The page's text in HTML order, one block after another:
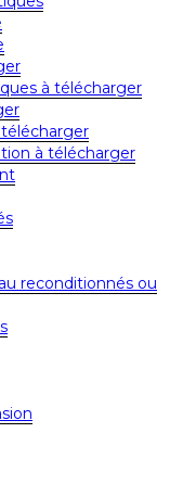
à télécharger
à télécharger
reconditionnés ou